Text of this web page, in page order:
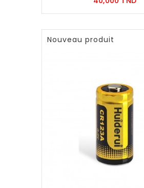
Nouveau produit